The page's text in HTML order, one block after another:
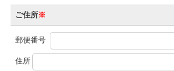
ご住所※
郵便番号
住所